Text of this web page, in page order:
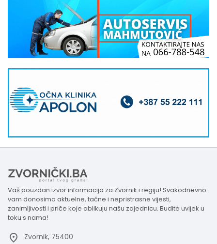
Vaš pouzdan izvor informacija za Zvornik i regiju! Svakodnevno
vam donosimo aktuelne, tačne i nepristrasne vijesti,
zanimljivosti i priče koje oblikuju našu zajednicu. Budite uvijek u
toku s nama!
Zvornik, 75400